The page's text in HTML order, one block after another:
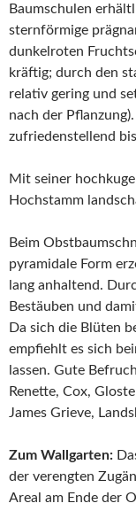
Baumschulen
sternförmige
dunkelroten
kräftig; durch den
relativ gering und
nach der
zufriedenstellend
Mit seiner
Hochstamm
Beim
pyramidale Form
lang anhaltend.
Bestäuben und
Da sich die Blüten
empfiehlt es sich
lassen. Gute
Renette, Cox,
James Grieve,
Zum Wallgarten:
der verengten
Areal am Ende der